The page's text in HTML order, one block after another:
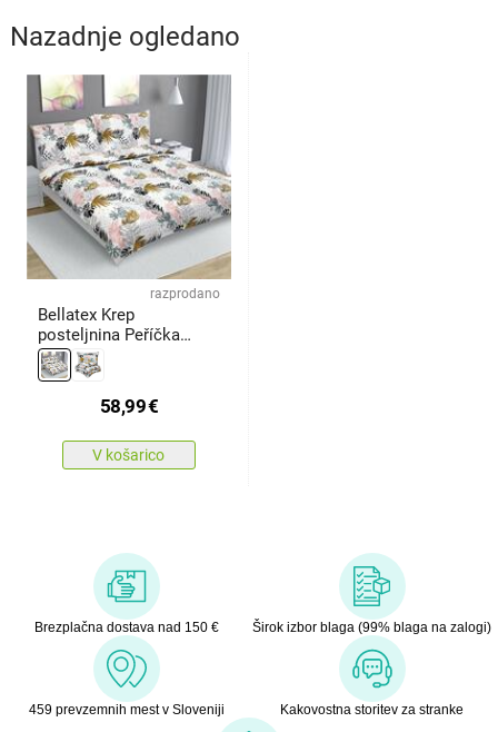
Nazadnje ogledano
razprodano
Bellatex Krep
posteljnina Peříčka
barvna, 200 x200 cm, 2
kos 70 x 90 cm
58,99€
V košarico
Brezplačna dostava nad 150 € Širok izbor blaga (99% blaga na zalogi)
459 prevzemnih mest v Sloveniji Kakovostna storitev za stranke